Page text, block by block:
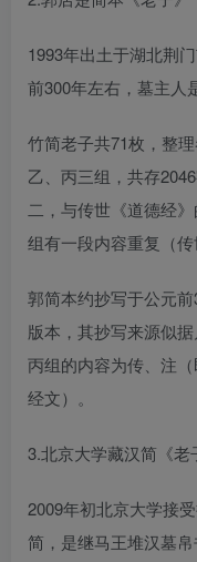
1993年出土于湖北荆
前300年左右，墓主人
竹简老子共71枚，整
乙、丙三组，共存
二，与传世《道德经
组有一段内容重复（传
郭简本约抄写于公元
版本，其抄写来源似
丙组的内容为传、注
经文）。
3.北京大学藏汉简《老
2009年初北京大学接
简，是继马王堆汉墓